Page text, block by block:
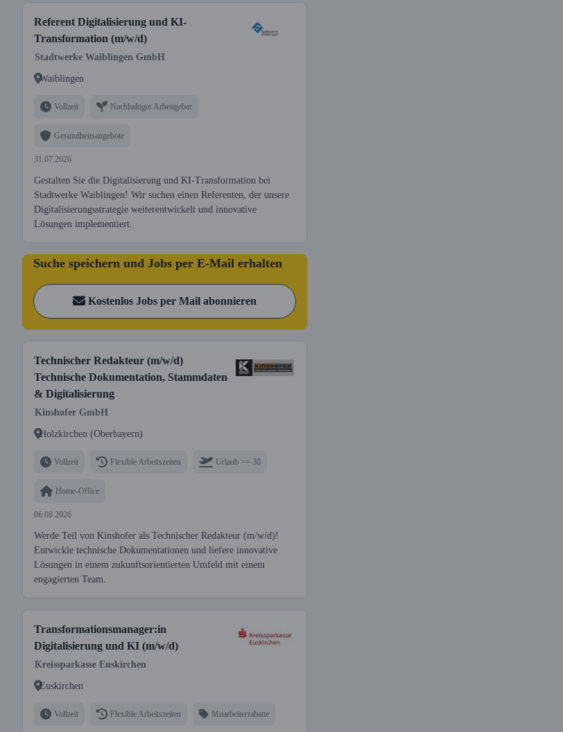
Referent Digitalisierung und KI-
Transformation (m/w/d)
Stadtwerke Waiblingen GmbH
Waiblingen
Vollzeit Nachhaltiger Arbeitgeber
Gesundheitsangebote
31.07.2026
Gestalten Sie die Digitalisierung und KI-Transformation bei
Stadtwerke Waiblingen! Wir suchen einen Referenten, der unsere
Digitalisierungsstrategie weiterentwickelt und innovative
Lösungen implementiert.
Suche speichern und Jobs per E-Mail erhalten
Kostenlos Jobs per Mail abonnieren
Technischer Redakteur (m/w/d)
Technische Dokumentation, Stammdaten
& Digitalisierung
Kinshofer GmbH
Holzkirchen (Oberbayern)
Vollzeit Flexible Arbeitszeiten Urlaub >= 30
Home-Office
06.08.2026
Werde Teil von Kinshofer als Technischer Redakteur (m/w/d)!
Entwickle technische Dokumentationen und liefere innovative
Lösungen in einem zukunftsorientierten Umfeld mit einem
engagierten Team.
Transformationsmanager:in
Digitalisierung und KI (m/w/d)
Kreissparkasse Euskirchen
Euskirchen
Vollzeit Flexible Arbeitszeiten Mitarbeiterrabatte